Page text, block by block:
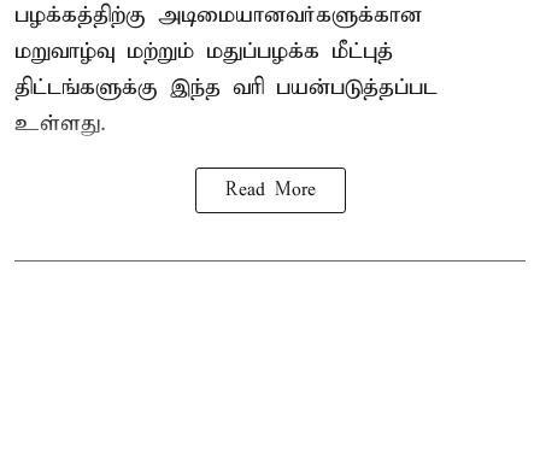
பழக்கத்திற்கு அடிமையானவர்களுக்கான
மறுவாழ்வு மற்றும் மதுப்பழக்க மீட்புத்
திட்டங்களுக்கு இந்த வரி பயன்படுத்தப்பட
உள்ளது.
Read More